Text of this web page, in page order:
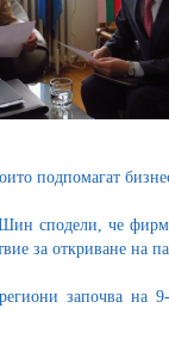
подпомагат
сподели, че
за откриване на
започва на